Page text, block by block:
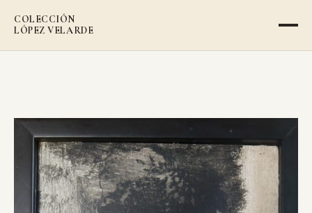
COLECCIÓN
LÓPEZ VELARDE